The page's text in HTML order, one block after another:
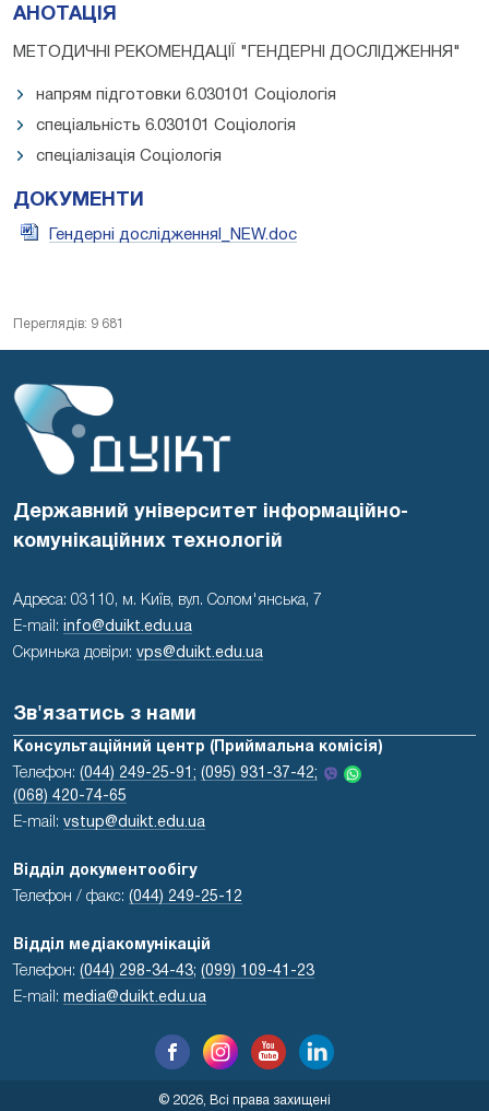
АНОТАЦІЯ
МЕТОДИЧНІ РЕКОМЕНДАЦІЇ "ГЕНДЕРНІ ДОСЛІДЖЕННЯ"
напрям підготовки 6.030101 Соціологія
спеціальність 6.030101 Соціологія
спеціалізація Соціологія
ДОКУМЕНТИ
Гендерні дослідженняl_NEW.doc
Переглядів: 9 681
Державний університет інформаційно-
комунікаційних технологій
Адреса: 03110, м. Київ, вул. Солом'янська, 7
E-mail:
info@duikt.edu.ua
Скринька довіри: vps@duikt.edu.ua
Зв'язатись з нами
Консультаційний центр (Приймальна комісія)
Телефон: (044) 249-25-91; (095) 931-37-42;
(068) 420-74-65
E-mail: vstup@duikt.edu.ua
Відділ документообігу
Телефон / факс: (044) 249-25-12
Відділ медіакомунікацій
Телефон: (044) 298-34-43; (099) 109-41-23
E-mail: media@duikt.edu.ua
© 2026, Всі права захищені